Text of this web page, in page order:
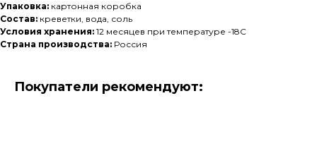
Упаковка: картонная коробка
Состав: креветки, вода, соль
Условия хранения: 12 месяцев при температуре -18С
Страна производства: Россия
Покупатели рекомендуют: